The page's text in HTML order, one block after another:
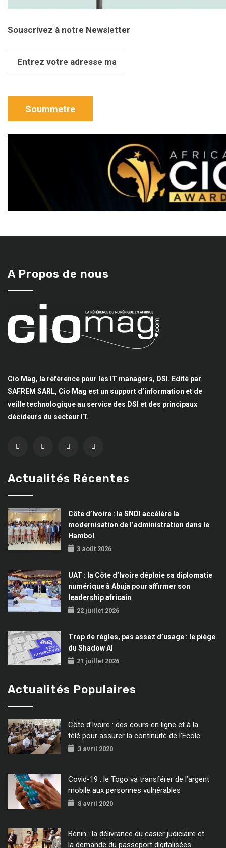
Souscrivez à notre Newsletter
A Propos de nous
Cio Mag, la référence pour les IT managers, DSI. Edité par
SAFREM SARL, Cio Mag est un support d’information et de
veille technologique au service des DSI et des principaux
décideurs du secteur IT.
Actualités Récentes
Côte d’Ivoire : la SNDI accélère la
modernisation de l’administration dans le
Hambol
3 août 2026
UAT : la Côte d’Ivoire déploie sa diplomatie
numérique à Abuja pour affirmer son
leadership africain
22 juillet 2026
Trop de règles, pas assez d’usage : le piège
du Shadow AI
21 juillet 2026
Actualités Populaires
Côte d’Ivoire : des cours en ligne et à la
télé pour assurer la continuité de l’Ecole
3 avril 2020
Covid-19 : le Togo va transférer de l’argent
mobile aux personnes vulnérables
8 avril 2020
Bénin : la délivrance du casier judiciaire et
la demande du passeport digitalisées